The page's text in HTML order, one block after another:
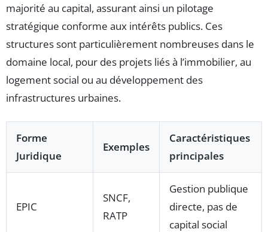
majorité au capital, assurant ainsi un pilotage
stratégique conforme aux intérêts publics. Ces
structures sont particulièrement nombreuses dans le
domaine local, pour des projets liés à l’immobilier, au
logement social ou au développement des
infrastructures urbaines.
Forme
Juridique
Exemples
Caractéristiques
principales
EPIC
SNCF,
RATP
Gestion publique
directe, pas de
capital social